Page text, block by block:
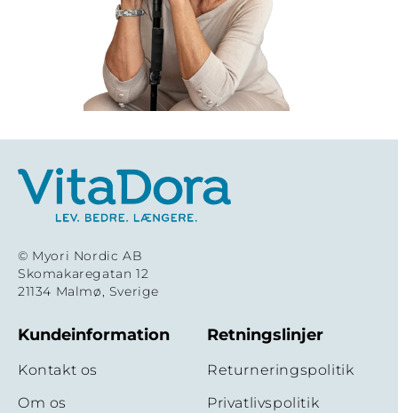
© Myori Nordic AB
Skomakaregatan 12
21134 Malmø, Sverige
Kundeinformation
Kontakt os
Om os
Retningslinjer
Returneringspolitik
Privatlivspolitik